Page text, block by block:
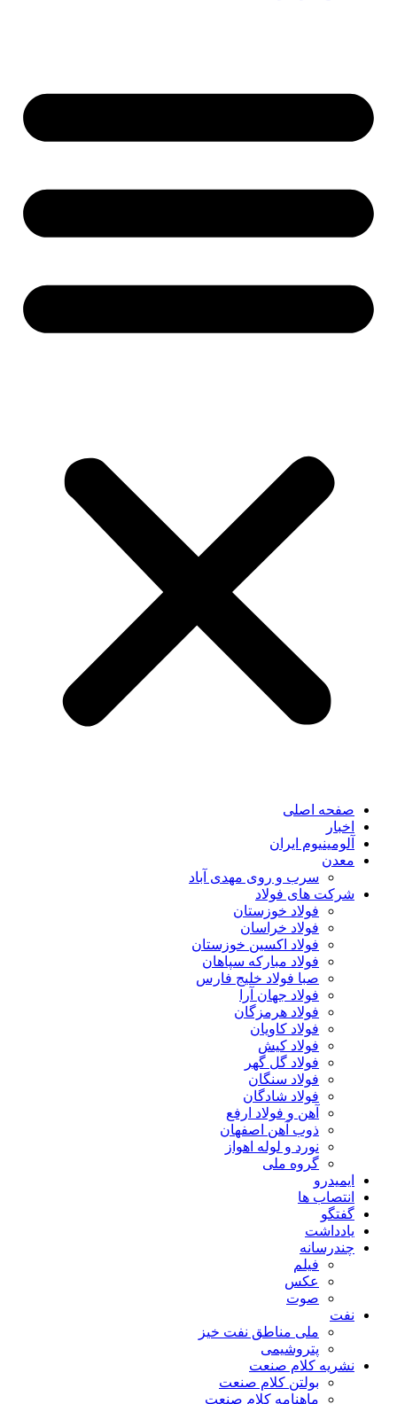
صفحه اصلی
اخبار
آلومینیوم ایران
معدن
سرب و روی مهدی آباد
شرکت های فولاد
فولاد خوزستان
فولاد خراسان
فولاد اکسین خوزستان
فولاد مبارکه سپاهان
صبا فولاد خلیج فارس
فولاد جهان آرا
فولاد هرمزگان
فولاد کاویان
فولاد کیش
فولاد گل گهر
فولاد سنگان
فولاد شادگان
آهن و فولاد ارفع
ذوب آهن اصفهان
نورد و لوله اهواز
گروه ملی
ایمیدرو
انتصاب ها
گفتگو
یادداشت
چندرسانه
فیلم
عکس
صوت
نفت
ملی مناطق نفت خیز
پتروشیمی
نشریه کلام صنعت
بولتن کلام صنعت
ماهنامه کلام صنعت